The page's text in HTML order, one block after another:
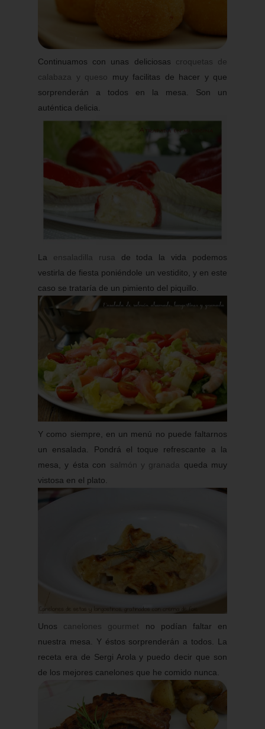
Continuamos con unas deliciosas croquetas de
calabaza y queso muy facilitas de hacer y que
sorprenderán a todos en la mesa. Son un
auténtica delicia.
La ensaladilla rusa de toda la vida podemos
vestirla de fiesta poniéndole un vestidito, y en este
caso se trataría de un pimiento del piquillo.
Y como siempre, en un menú no puede faltarnos
un ensalada. Pondrá el toque refrescante a la
mesa, y ésta con salmón y granada queda muy
vistosa en el plato.
Unos canelones gourmet no podían faltar en
nuestra mesa. Y éstos sorprenderán a todos. La
receta era de Sergi Arola y puedo decir que son
de los mejores canelones que he comido nunca.